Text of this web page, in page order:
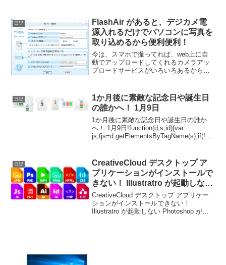
でたまらないかも。で、N-VAN 見てみよ
う！ボディ...
日記
FlashAir があると、デジカメ電
源入れるだけでパソコンに写真を
取り込めるから便利便利！
今は、スマホで撮ってれば、web上に自
動でアップロードしてくれるカメラアッ
プロードサービスがいろいろあるから便
い時もあるし、ハイエンドクラスのスマ
ホならまだしも、ミドル...
日記
1か月後に素敵な記念日や誕生日
の誰かへ！ 1月9日
1か月後に素敵な記念日や誕生日の誰か
へ！ 1月9日!function(d,s,id){var
js,fjs=d.getElementsByTagName(s);if(!d.g
日記
CreativeCloud デスクトップ ア
プリケーションがインストールで
きない！ Illustratro が起動しない
Photoshop が起動しない
Indesing が起動しない
AftterEffects が起動しない
CreativeCloud デスクトップ アプリケー
ションがインストールできない！
Illustratro が起動しない Photoshop が起